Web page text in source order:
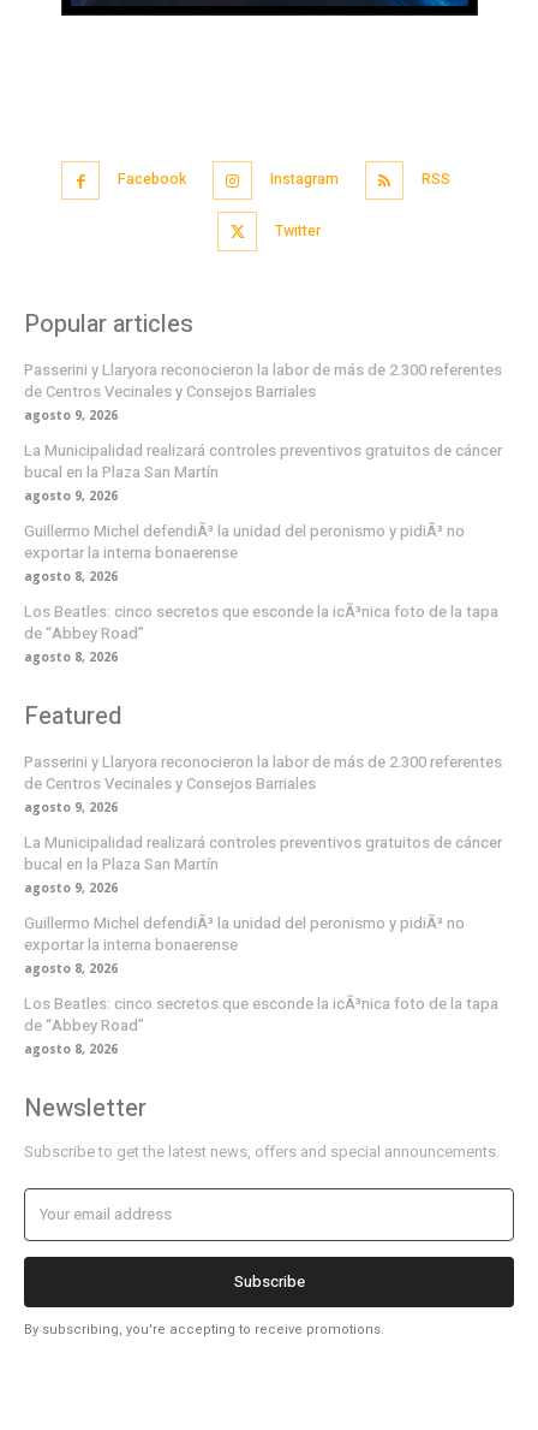
Facebook Instagram RSS
Twitter
Popular articles
Passerini y Llaryora reconocieron la labor de más de 2.300 referentes
de Centros Vecinales y Consejos Barriales
agosto 9, 2026
La Municipalidad realizará controles preventivos gratuitos de cáncer
bucal en la Plaza San Martín
agosto 9, 2026
Guillermo Michel defendiÃ³ la unidad del peronismo y pidiÃ³ no
exportar la interna bonaerense
agosto 8, 2026
Los Beatles: cinco secretos que esconde la icÃ³nica foto de la tapa
de “Abbey Road”
agosto 8, 2026
Featured
Passerini y Llaryora reconocieron la labor de más de 2.300 referentes
de Centros Vecinales y Consejos Barriales
agosto 9, 2026
La Municipalidad realizará controles preventivos gratuitos de cáncer
bucal en la Plaza San Martín
agosto 9, 2026
Guillermo Michel defendiÃ³ la unidad del peronismo y pidiÃ³ no
exportar la interna bonaerense
agosto 8, 2026
Los Beatles: cinco secretos que esconde la icÃ³nica foto de la tapa
de “Abbey Road”
agosto 8, 2026
Newsletter
Subscribe to get the latest news, offers and special announcements.
Subscribe
By subscribing, you're accepting to receive promotions.